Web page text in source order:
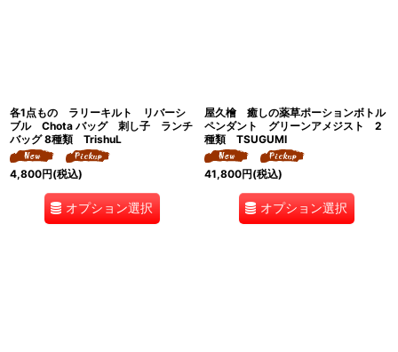
各1点もの ラリーキルト リバーシ
ブル Chota バッグ 刺し子 ランチ
バッグ 8種類 TrishuL
4,800円(税込)
オプション選択
屋久檜 癒しの薬草ポーションボトル
ペンダント グリーンアメジスト 2
種類 TSUGUMI
41,800円(税込)
オプション選択